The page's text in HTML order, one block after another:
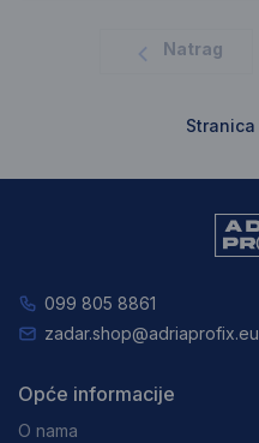
Natrag
Stranica
099 805 8861
zadar.shop@adriaprofix.eu
Opće informacije
O nama